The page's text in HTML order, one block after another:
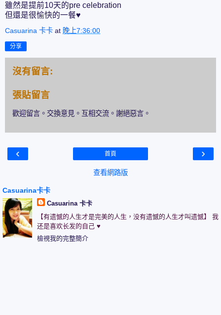
雖然是提前10天的pre celebration
但還是很愉快的一餐♥
Casuarina 卡卡 at 晚上7:36:00
分享
沒有留言:
張貼留言
歡迎留言。交換意見。互相交流。謝絕惡言。
‹ ›
首頁
查看網路版
Casuarina卡卡
Casuarina 卡卡
【有遗憾的人生才是完美的人生，没有遗憾的人生才叫遗憾】 我
还是喜欢长发的自己 ♥
檢視我的完整簡介